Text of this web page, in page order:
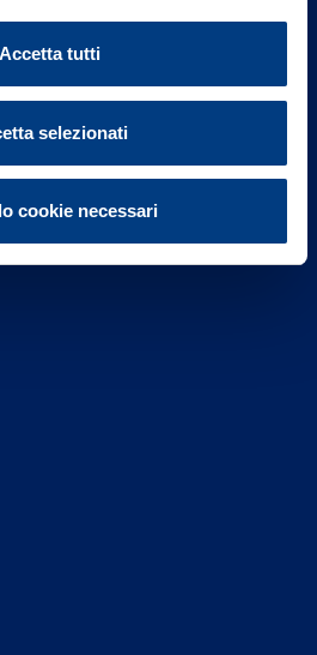
Accetta tutti
selezionati
cookie necessari